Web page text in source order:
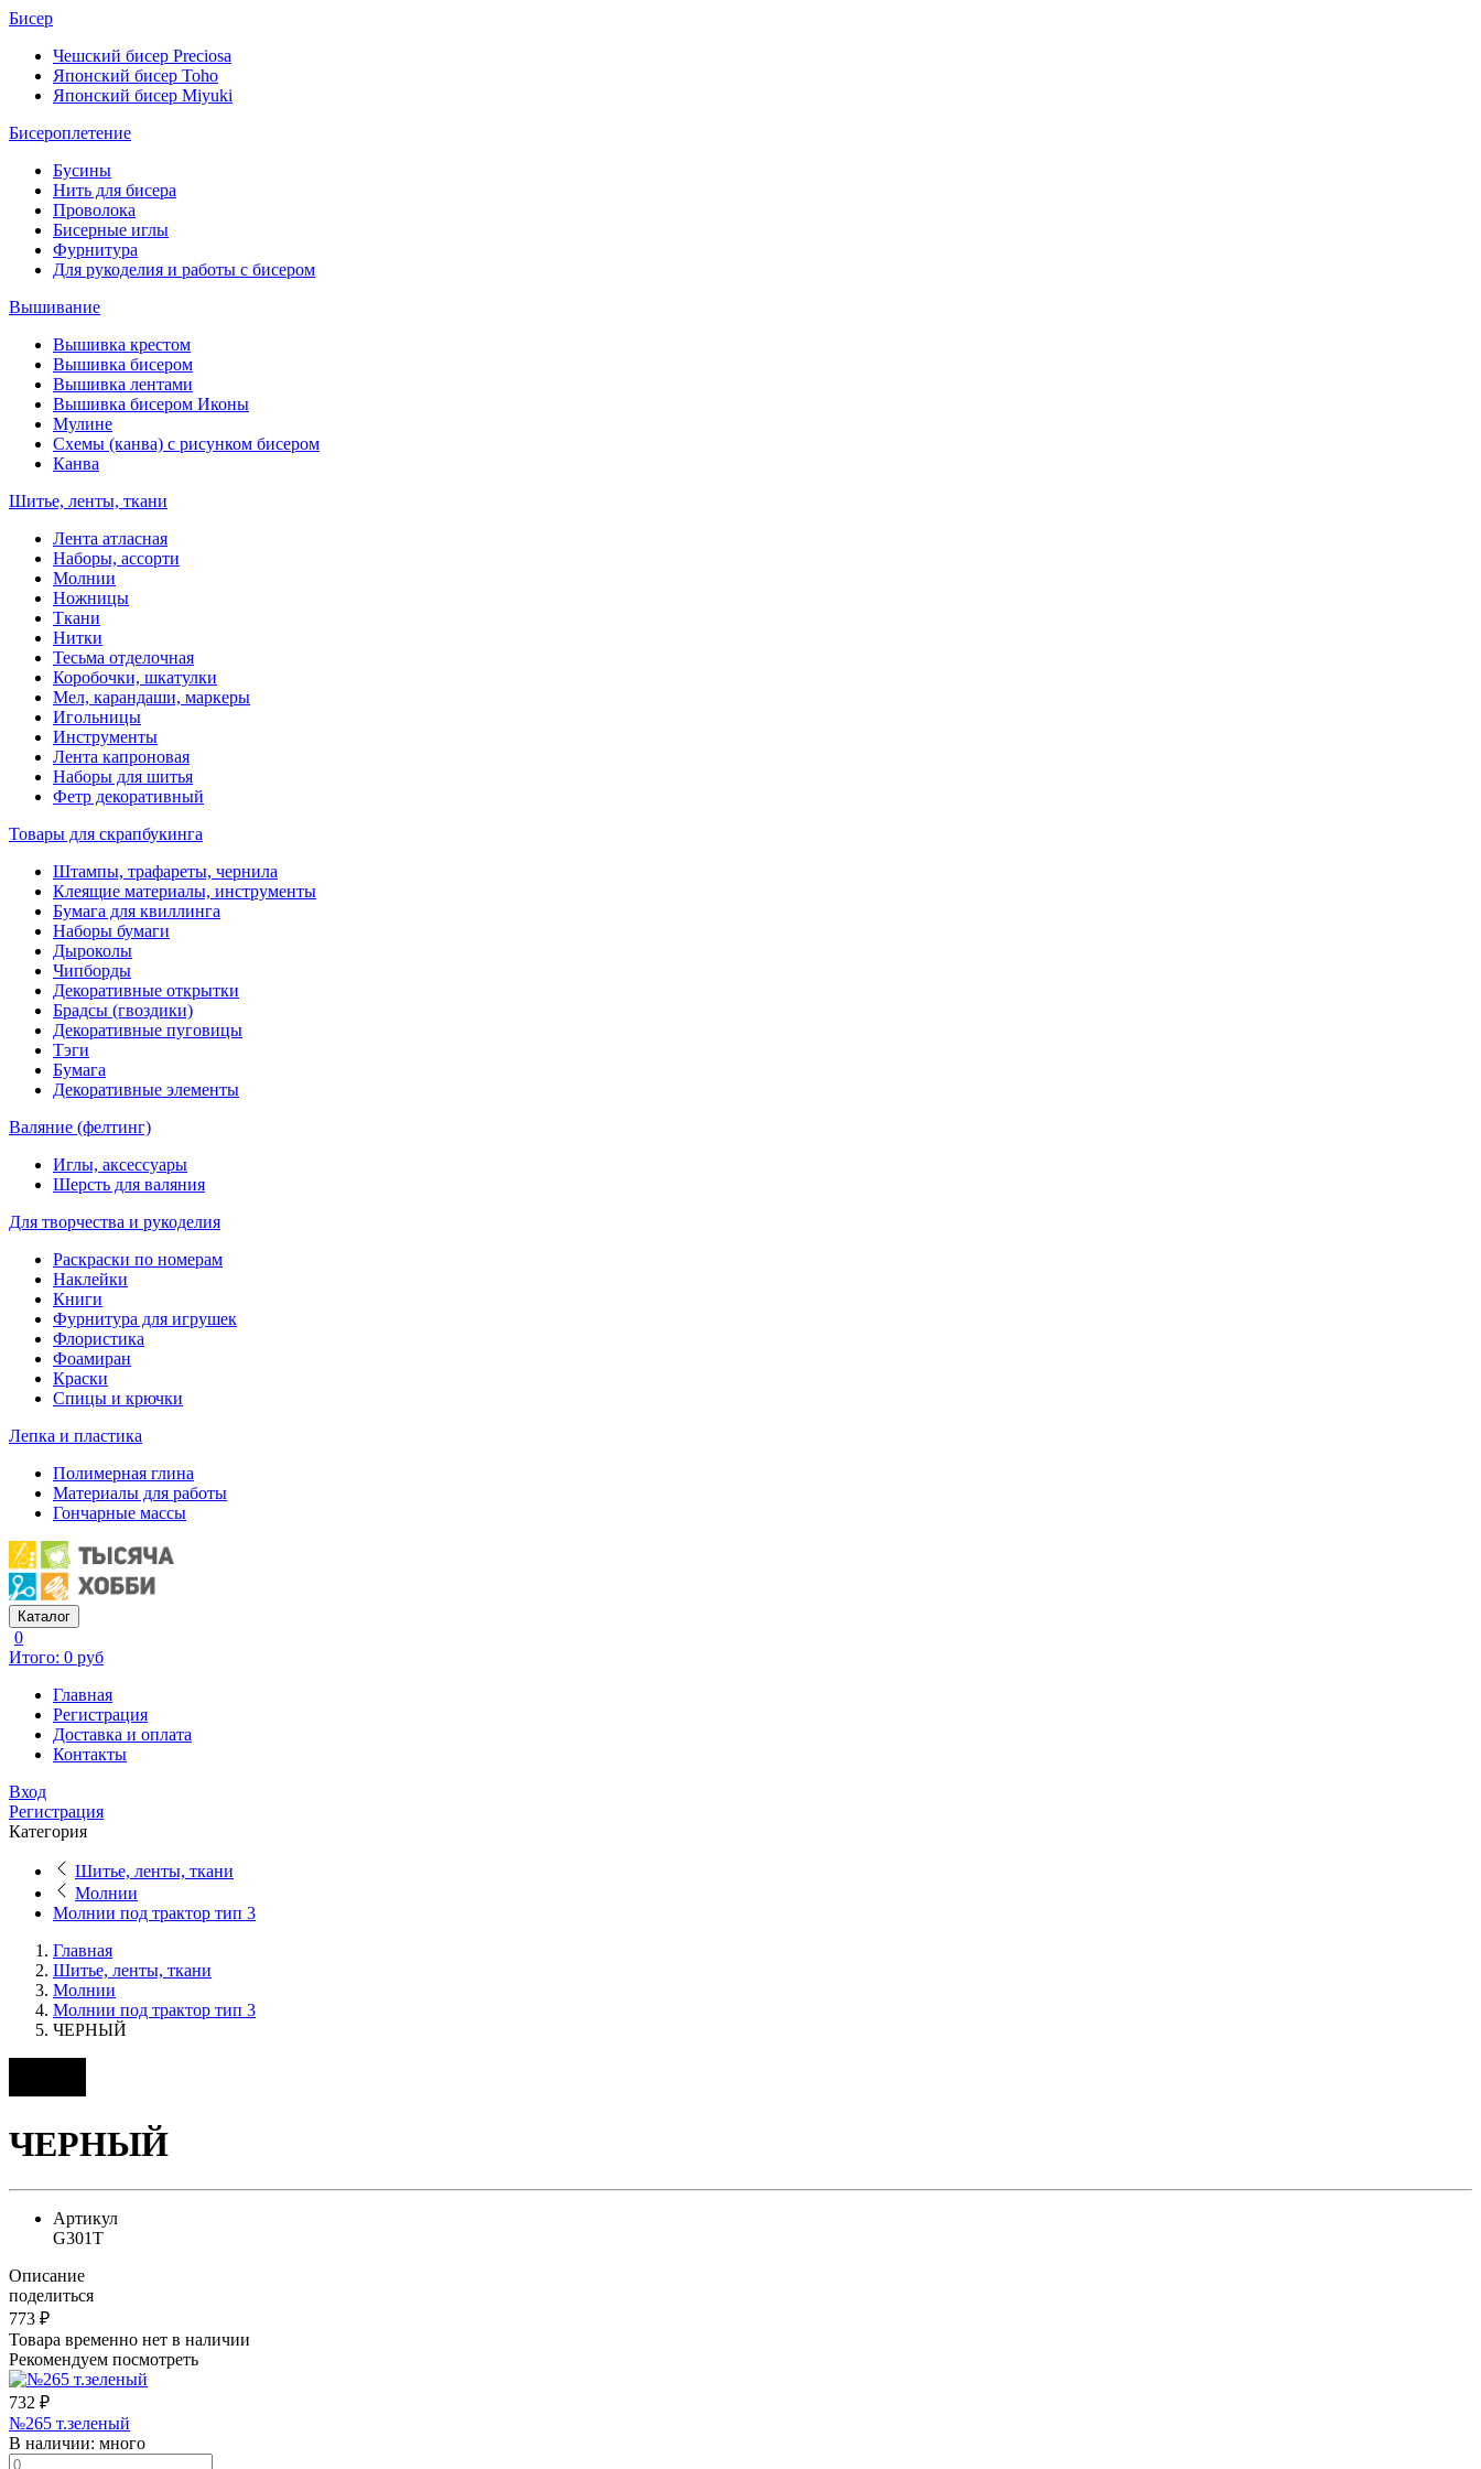
Бисер
Чешский бисер Preciosa
Японский бисер Toho
Японский бисер Miyuki
Бисероплетение
Бусины
Нить для бисера
Проволока
Бисерные иглы
Фурнитура
Для рукоделия и работы с бисером
Вышивание
Вышивка крестом
Вышивка бисером
Вышивка лентами
Вышивка бисером Иконы
Мулине
Схемы (канва) с рисунком бисером
Канва
Шитье, ленты, ткани
Лента атласная
Наборы, ассорти
Молнии
Ножницы
Ткани
Нитки
Тесьма отделочная
Коробочки, шкатулки
Мел, карандаши, маркеры
Игольницы
Инструменты
Лента капроновая
Наборы для шитья
Фетр декоративный
Товары для скрапбукинга
Штампы, трафареты, чернила
Клеящие материалы, инструменты
Бумага для квиллинга
Наборы бумаги
Дыроколы
Чипборды
Декоративные открытки
Брадсы (гвоздики)
Декоративные пуговицы
Тэги
Бумага
Декоративные элементы
Валяние (фелтинг)
Иглы, аксессуары
Шерсть для валяния
Для творчества и рукоделия
Раскраски по номерам
Наклейки
Книги
Фурнитура для игрушек
Флористика
Фоамиран
Краски
Спицы и крючки
Лепка и пластика
Полимерная глина
Материалы для работы
Гончарные массы
Каталог
0
Итого: 0 руб
Главная
Регистрация
Доставка и оплата
Контакты
Вход
Регистрация
Категория
Шитье, ленты, ткани
Молнии
Молнии под трактор тип 3
Главная
Шитье, ленты, ткани
Молнии
Молнии под трактор тип 3
ЧЕРНЫЙ
ЧЕРНЫЙ
Артикул
G301T
Описание
поделиться
773 ₽
Товара временно нет в наличии
Рекомендуем посмотреть
732 ₽
№265 т.зеленый
В наличии: много